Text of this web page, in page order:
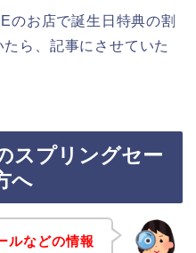
のお店で誕生日特典の割
ら、記事にさせていた
スプリングセー
へ
ルなどの情報